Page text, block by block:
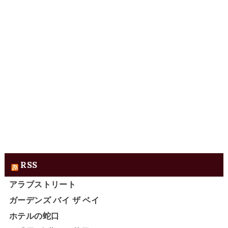
RSS
アラブストリート
ガーデンズ バイ ザ ベイ
ホテルの蛇口